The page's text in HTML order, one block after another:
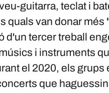
guitarra, teclat i
quals van donar més
d'un tercer treball
i instruments
el 2020, els
que